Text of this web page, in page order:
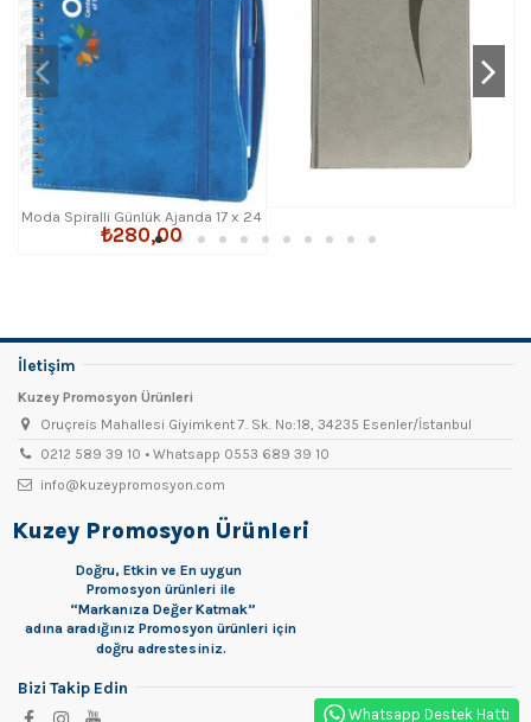
Whatsapp Destek Hattı
Moda Spiralli Günlük Ajanda 17 x 24
cm
₺280,00
İletişim
Kuzey Promosyon Ürünleri
Oruçreis Mahallesi Giyimkent 7. Sk. No:18, 34235 Esenler/İstanbul
0212 589 39 10 • Whatsapp 0553 689 39 10
info@kuzeypromosyon.com
Kuzey Promosyon Ürünleri
Doğru, Etkin ve En uygun
Promosyon ürünleri ile
“Markanıza Değer Katmak”
adına aradığınız Promosyon ürünleri için
doğru adrestesiniz.
Bizi Takip Edin